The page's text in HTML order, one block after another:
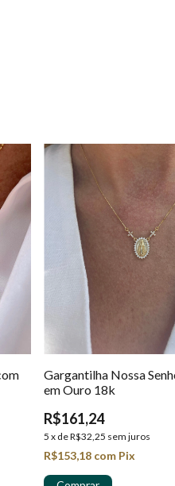
Gargantilha Nossa
em Ouro 18k
R$161,24
5 x deR$32,25 sem juros
R$153,18 com Pix